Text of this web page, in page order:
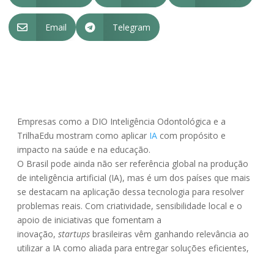
 Email  Telegram
Empresas como a DIO Inteligência Odontológica e a
TrilhaEdu mostram como aplicar IA com propósito e
impacto na saúde e na educação.
O Brasil pode ainda não ser referência global na produção
de inteligência artificial (IA), mas é um dos países que mais
se destacam na aplicação dessa tecnologia para resolver
problemas reais. Com criatividade, sensibilidade local e o
apoio de iniciativas que fomentam a
inovação, startups brasileiras vêm ganhando relevância ao
utilizar a IA como aliada para entregar soluções eficientes,